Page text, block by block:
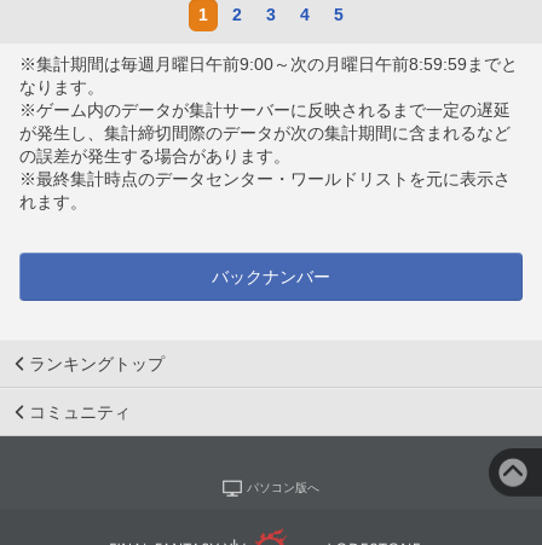
1 2 3 4 5
※集計期間は毎週月曜日午前9:00～次の月曜日午前8:59:59までと
なります。
※ゲーム内のデータが集計サーバーに反映されるまで一定の遅延
が発生し、集計締切間際のデータが次の集計期間に含まれるなど
の誤差が発生する場合があります。
※最終集計時点のデータセンター・ワールドリストを元に表示さ
れます。
バックナンバー
ランキングトップ
コミュニティ
パソコン版へ